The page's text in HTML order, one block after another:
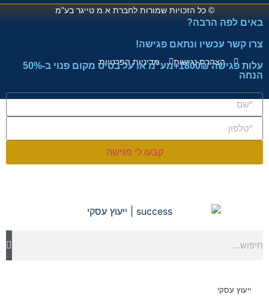
© כל הזכויות שמורות לחברת א.מ טייגר בע"מ
הצהרת נגישות מדיניות הפרטיות
באים לפה הרבה?
צרו קשר עכשיו ונתאם פגישה!
עלות פגישה 1800₪+מע"מ או על בסיס מקום פנוי ב-50%
הנחה
קבעו לי פגישה
ייעוץ עסקי